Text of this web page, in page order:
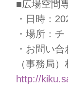
■広場空間
・日時：
・場所：
・お問い
（事務局
http://